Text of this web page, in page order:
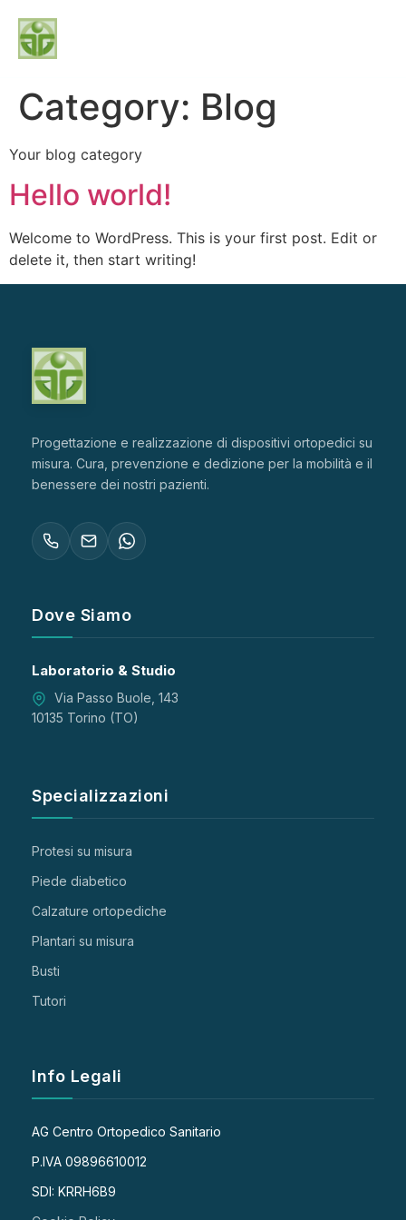
Category: Blog
Your blog category
Hello world!
Welcome to WordPress. This is your first post. Edit or
delete it, then start writing!
Progettazione e realizzazione di dispositivi ortopedici su
misura. Cura, prevenzione e dedizione per la mobilità e il
benessere dei nostri pazienti.
Dove Siamo
Laboratorio & Studio
Via Passo Buole, 143
10135 Torino (TO)
Specializzazioni
Protesi su misura
Piede diabetico
Calzature ortopediche
Plantari su misura
Busti
Tutori
Info Legali
AG Centro Ortopedico Sanitario
P.IVA 09896610012
SDI: KRRH6B9